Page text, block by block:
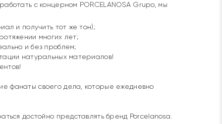
с концерном PORCELANOSA Grupo, мы
и получить тот же тон);⠀
многих лет;⠀
и без проблем; ⠀
натуральных материалов!⠀
фанаты своего дела, которые ежедневно
достойно представлять бренд Porcelanosa.